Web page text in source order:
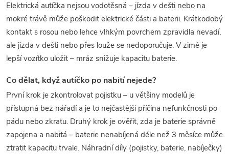
Elektrická autíčka nejsou vodotěsná – jízda v dešti nebo na
mokré trávě může poškodit elektrické části a baterii. Krátkodobý
kontakt s rosou nebo lehce vlhkým povrchem zpravidla nevadí,
ale jízda v dešti nebo přes louže se nedoporučuje. V zimě je
lepší vozítko uložit – mráz snižuje kapacitu baterie.
Co dělat, když autíčko po nabití nejede?
První krok je zkontrolovat pojistku – u většiny modelů je
přístupná bez nářadí a je to nejčastější příčina nefunkčnosti po
pádu nebo zkratu. Druhý krok je ověřit, zda je baterie správně
zapojena a nabitá – baterie nenabíjená déle než 3 měsíce může
ztratit kapacitu trvale. Náhradní díly (pojistky, baterie, nabíječky)